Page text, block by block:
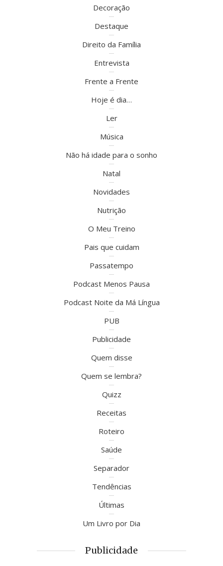
Decoração
Destaque
Direito da Família
Entrevista
Frente a Frente
Hoje é dia…
Ler
Música
Não há idade para o sonho
Natal
Novidades
Nutrição
O Meu Treino
Pais que cuidam
Passatempo
Podcast Menos Pausa
Podcast Noite da Má Língua
PUB
Publicidade
Quem disse
Quem se lembra?
Quizz
Receitas
Roteiro
Saúde
Separador
Tendências
Últimas
Um Livro por Dia
Publicidade